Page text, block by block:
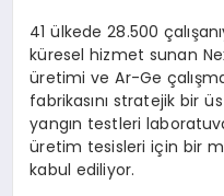
41 ülkede 28.500
küresel hizmet sunan
üretimi ve Ar-Ge
fabrikasını stratejik bir
yangın testleri
üretim tesisleri için bir
kabul ediliyor.